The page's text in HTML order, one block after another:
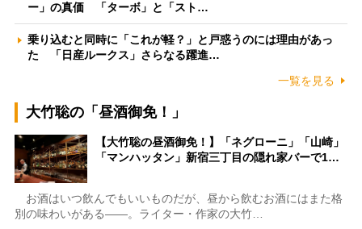
ー」の真価 「ターボ」と「スト…
乗り込むと同時に「これが軽？」と戸惑うのには理由があっ
た 「日産ルークス」さらなる躍進…
一覧を見る
大竹聡の「昼酒御免！」
【大竹聡の昼酒御免！】「ネグローニ」「山崎」
「マンハッタン」新宿三丁目の隠れ家バーで1…
お酒はいつ飲んでもいいものだが、昼から飲むお酒にはまた格
別の味わいがある――。ライター・作家の大竹…